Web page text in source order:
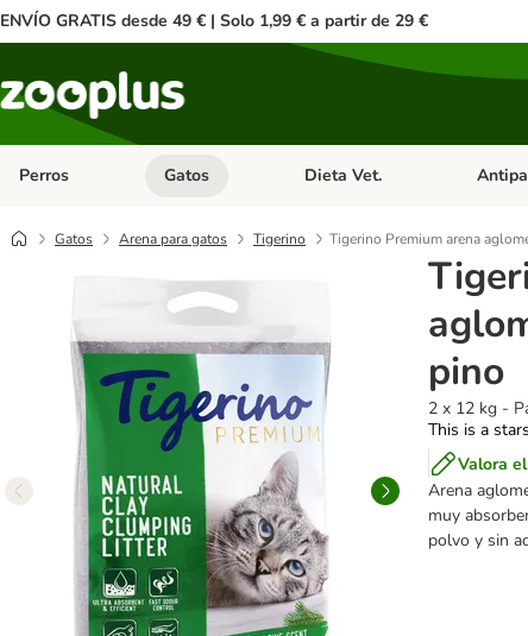
ENVÍO GRATIS desde 49 € | Solo 1,99 € a partir de 29 €
Perros Menú de categoria abierto: Perros
Gatos Menú de categoria abierto:
Dieta Vet. Menú
Gatos Arena para gatos Tigerino Tigerino Premium arena
pino
2 x 12 kg -
This is a
Valora
Arena
muy
polvo y sin